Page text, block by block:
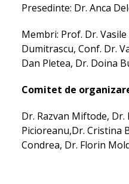
Presedinte: Dr. Anca
Membri: Prof. Dr.
Dumitrascu, Conf. Dr.
Dan Pletea, Dr. Doina
Comitet de
Dr. Razvan Miftode,
Picioreanu,Dr. Cristina
Condrea, Dr. Florin